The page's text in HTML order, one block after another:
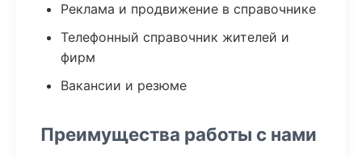
Реклама и продвижение в справочнике
Телефонный справочник жителей и
фирм
Вакансии и резюме
Преимущества работы с нами